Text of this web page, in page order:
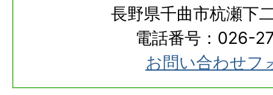
長野県千曲市杭瀬下
電話番号：026-
お問い合わせフ